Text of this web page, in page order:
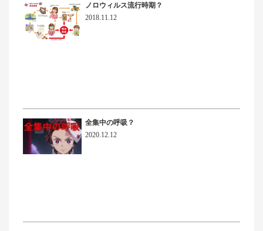
ノロウィルス流行時期？
2018.11.12
全集中の呼吸？
2020.12.12